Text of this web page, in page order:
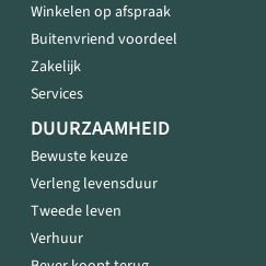
Winkelen op afspraak
Buitenvriend voordeel
Zakelijk
Services
DUURZAAMHEID
Bewuste keuze
Verleng levensduur
Tweede leven
Verhuur